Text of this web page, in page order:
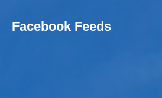
Facebook Feeds